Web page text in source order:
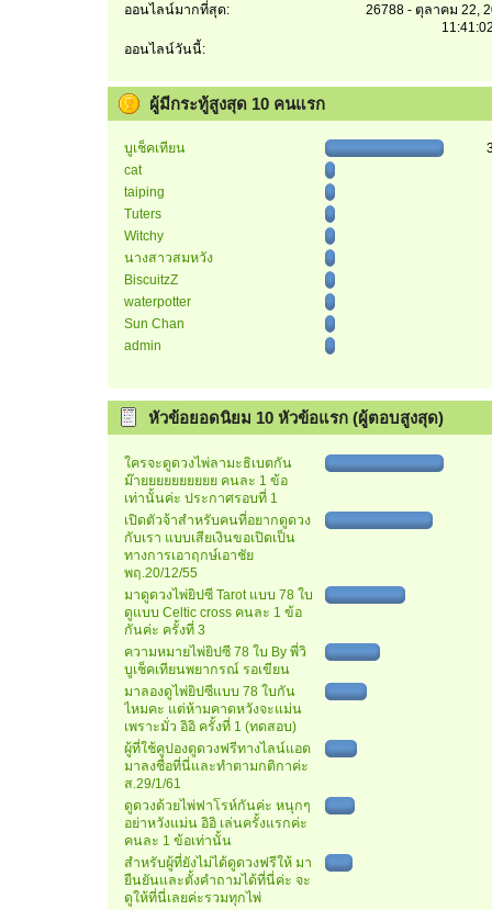
ออนไลน์มากที่สุด:
26788 - ตุลาคม 22,
ออนไลน์วันนี้:
ผู้มีกระทู้สูงสุด 10 คนแรก
บูเช็คเทียน
cat
taiping
Tuters
Witchy
นางสาวสมหวัง
BiscuitzZ
waterpotter
Sun Chan
admin
หัวข้อยอดนิยม 10 หัวข้อแรก (ผู้ตอบสูงสุด)
ใครจะดูดวงไพ่ลามะธิเบตกัน
ม๊ายยยยยยยยยย คนละ 1 ข้อ
เท่านั้นค่ะ ประกาศรอบที่ 1
เปิดตัวจ้าสำหรับคนที่อยากดูดวง
กับเรา แบบเสียเงินขอเปิดเป็น
ทางการเอาฤกษ์เอาชัย
พฤ.20/12/55
มาดูดวงไพ่ยิปซี Tarot แบบ 78 ใบ
ดูแบบ Celtic cross คนละ 1 ข้อ
กันค่ะ ครั้งที่ 3
ความหมายไพ่ยิปซี 78 ใบ By พี่วิ
บูเช็คเทียนพยากรณ์ รอเขียน
มาลองดูไพ่ยิปซีแบบ 78 ใบกัน
ไหมคะ แต่ห้ามคาดหวังจะแม่น
เพราะมั่ว อิอิ ครั้งที่ 1 (ทดสอบ)
ผู้ที่ใช้คูปองดูดวงฟรีทางไลน์แอด
มาลงชื่อที่นี่และทำตามกติกาค่ะ
ส.29/1/61
ดูดวงด้วยไพ่ฟาโรห์กันค่ะ หนุกๆ
อย่าหวังแม่น อิอิ เล่นครั้งแรกค่ะ
คนละ 1 ข้อเท่านั้น
สำหรับผู้ที่ยังไม่ได้ดูดวงฟรีให้ มา
ยืนยันและตั้งคำถามได้ที่นี่ค่ะ จะ
ดูให้ที่นี่เลยค่ะรวมทุกไพ่